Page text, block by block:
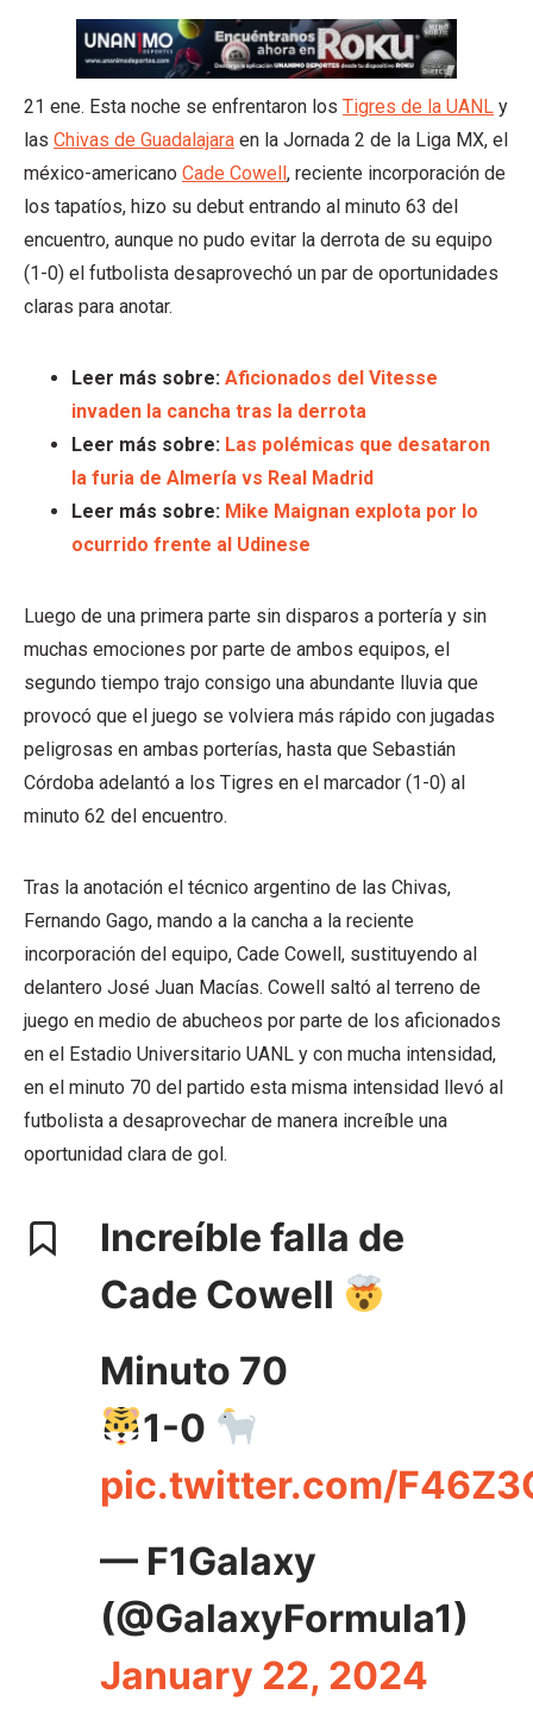
21 ene. Esta noche se enfrentaron los Tigres de la UANL y
las Chivas de Guadalajara en la Jornada 2 de la Liga MX, el
méxico-americano Cade Cowell, reciente incorporación de
los tapatíos, hizo su debut entrando al minuto 63 del
encuentro, aunque no pudo evitar la derrota de su equipo
(1-0) el futbolista desaprovechó un par de oportunidades
claras para anotar.
Leer más sobre: Aficionados del Vitesse
invaden la cancha tras la derrota
Leer más sobre: Las polémicas que desataron
la furia de Almería vs Real Madrid
Leer más sobre: Mike Maignan explota por lo
ocurrido frente al Udinese
Luego de una primera parte sin disparos a portería y sin
muchas emociones por parte de ambos equipos, el
segundo tiempo trajo consigo una abundante lluvia que
provocó que el juego se volviera más rápido con jugadas
peligrosas en ambas porterías, hasta que Sebastián
Córdoba adelantó a los Tigres en el marcador (1-0) al
minuto 62 del encuentro.
Tras la anotación el técnico argentino de las Chivas,
Fernando Gago, mando a la cancha a la reciente
incorporación del equipo, Cade Cowell, sustituyendo al
delantero José Juan Macías. Cowell saltó al terreno de
juego en medio de abucheos por parte de los aficionados
en el Estadio Universitario UANL y con mucha intensidad,
en el minuto 70 del partido esta misma intensidad llevó al
futbolista a desaprovechar de manera increíble una
oportunidad clara de gol.
Increíble falla de
Cade Cowell
Minuto 70
1-0
pic.twitter.com/
— F1Galaxy
(@GalaxyFormula1)
January 22, 2024